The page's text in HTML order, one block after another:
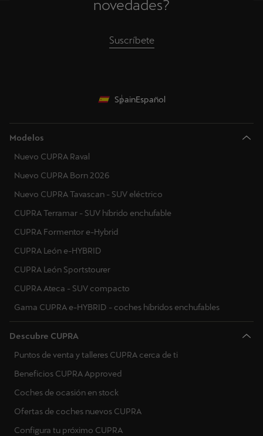
novedades?
Suscríbete
SpainEspañol
Modelos
Nuevo CUPRA Raval
Nuevo CUPRA Born 2026
Nuevo CUPRA Tavascan - SUV eléctrico
CUPRA Terramar - SUV híbrido enchufable
CUPRA Formentor e-Hybrid
CUPRA León e-HYBRID
CUPRA León Sportstourer
CUPRA Ateca - SUV compacto
Gama CUPRA e-HYBRID - coches híbridos enchufables
Descubre CUPRA
Puntos de venta y talleres CUPRA cerca de ti
Beneficios CUPRA Approved
Coches de ocasión en stock
Ofertas de coches nuevos CUPRA
Configura tu próximo CUPRA